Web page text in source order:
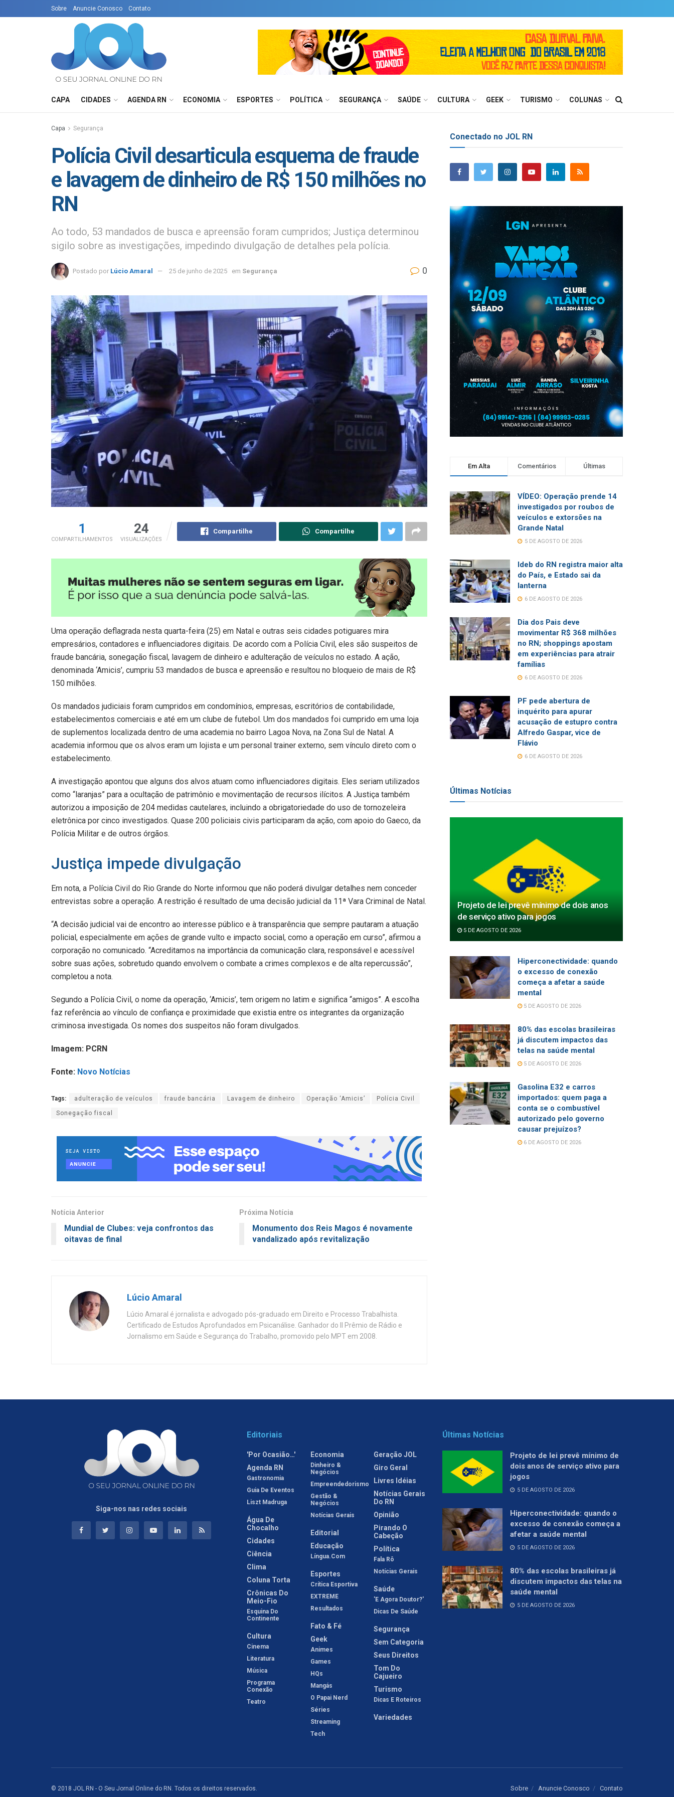
Sobre Anuncie Conosco Contato
CAPA CIDADES AGENDA RN ECONOMIA ESPORTES POLÍTICA SEGURANÇA SAÚDE CULTURA GEEK TURISMO COLUNAS
Capa Segurança
Polícia Civil desarticula esquema de fraude
e lavagem de dinheiro de R$ 150 milhões no
RN
Ao todo, 53 mandados de busca e apreensão foram cumpridos; Justiça determinou
sigilo sobre as investigações, impedindo divulgação de detalhes pela polícia.
Postado por Lúcio Amaral 25 de junho de 2025 em Segurança 0
1
COMPARTILHAMENTOS
24
VISUALIZAÇÕES
Compartilhe Compartilhe
Uma operação deflagrada nesta quarta-feira (25) em Natal e outras seis cidades potiguares mira
empresários, contadores e influenciadores digitais. De acordo com a Polícia Civil, eles são suspeitos de
fraude bancária, sonegação fiscal, lavagem de dinheiro e adulteração de veículos no estado. A ação,
denominada ‘Amicis’, cumpriu 53 mandados de busca e apreensão e resultou no bloqueio de mais de R$
150 milhões.
Os mandados judiciais foram cumpridos em condomínios, empresas, escritórios de contabilidade,
estabelecimentos comerciais e até em um clube de futebol. Um dos mandados foi cumprido em uma loja
de suplementos localizada dentro de uma academia no bairro Lagoa Nova, na Zona Sul de Natal. A
academia informou que os alvos eram um lojista e um personal trainer externo, sem vínculo direto com o
estabelecimento.
A investigação apontou que alguns dos alvos atuam como influenciadores digitais. Eles seriam utilizados
como “laranjas” para a ocultação de patrimônio e movimentação de recursos ilícitos. A Justiça também
autorizou a imposição de 204 medidas cautelares, incluindo a obrigatoriedade do uso de tornozeleira
eletrônica por cinco investigados. Quase 200 policiais civis participaram da ação, com apoio do Gaeco, da
Polícia Militar e de outros órgãos.
Justiça impede divulgação
Em nota, a Polícia Civil do Rio Grande do Norte informou que não poderá divulgar detalhes nem conceder
entrevistas sobre a operação. A restrição é resultado de uma decisão judicial da 11ª Vara Criminal de Natal.
“A decisão judicial vai de encontro ao interesse público e à transparência que sempre pautaram a atuação
policial, especialmente em ações de grande vulto e impacto social, como a operação em curso”, afirmou a
corporação no comunicado. “Acreditamos na importância da comunicação clara, responsável e acessível
sobre suas ações, sobretudo quando envolvem o combate a crimes complexos e de alta repercussão”,
completou a nota.
Segundo a Polícia Civil, o nome da operação, ‘Amicis’, tem origem no latim e significa “amigos”. A escolha
faz referência ao vínculo de confiança e proximidade que existia entre os integrantes da organização
criminosa investigada. Os nomes dos suspeitos não foram divulgados.
Imagem: PCRN
Fonte: Novo Notícias
Tags: adulteração de veículos fraude bancária Lavagem de dinheiro Operação ‘Amicis’ Polícia Civil
Sonegação fiscal
Notícia Anterior
Mundial de Clubes: veja confrontos das
oitavas de final
Próxima Notícia
Monumento dos Reis Magos é novamente
vandalizado após revitalização
Lúcio Amaral
Lúcio Amaral é jornalista e advogado pós-graduado em Direito e Processo Trabalhista.
Certificado de Estudos Aprofundados em Psicanálise. Ganhador do II Prêmio de Rádio e
Jornalismo em Saúde e Segurança do Trabalho, promovido pelo MPT em 2008.
Conectado no JOL RN
Em Alta Comentários Últimas
VÍDEO: Operação prende 14
investigados por roubos de
veículos e extorsões na
Grande Natal
5 DE AGOSTO DE 2026
Ideb do RN registra maior alta
do País, e Estado sai da
lanterna
6 DE AGOSTO DE 2026
Dia dos Pais deve
movimentar R$ 368 milhões
no RN; shoppings apostam
em experiências para atrair
famílias
6 DE AGOSTO DE 2026
PF pede abertura de
inquérito para apurar
acusação de estupro contra
Alfredo Gaspar, vice de
Flávio
6 DE AGOSTO DE 2026
Últimas Notícias
Projeto de lei prevê mínimo de dois anos
de serviço ativo para jogos
5 DE AGOSTO DE 2026
Hiperconectividade: quando
o excesso de conexão
começa a afetar a saúde
mental
5 DE AGOSTO DE 2026
80% das escolas brasileiras
já discutem impactos das
telas na saúde mental
5 DE AGOSTO DE 2026
Gasolina E32 e carros
importados: quem paga a
conta se o combustível
autorizado pelo governo
causar prejuízos?
6 DE AGOSTO DE 2026
Siga-nos nas redes sociais
Editoriais
'Por Ocasião…'
Agenda RN
Gastronomia
Guia De Eventos
Liszt Madruga
Água De
Chocalho
Cidades
Ciência
Clima
Coluna Torta
Crônicas Do
Meio-Fio
Esquina Do
Continente
Cultura
Cinema
Literatura
Música
Programa
Conexão
Teatro
Economia
Dinheiro &
Negócios
Empreendedorismo
Gestão &
Negócios
Notícias Gerais
Editorial
Educação
Língua.com
Esportes
Crítica Esportiva
EXTREME
Resultados
Fato & Fé
Geek
Animes
Games
HQs
Mangás
O Papai Nerd
Séries
Streaming
Tech
Geração JOL
Giro Geral
Livres Idéias
Notícias Gerais
Do RN
Opinião
Pirando O
Cabeção
Política
Fala Rô
Notícias Gerais
Saúde
'E Agora Doutor?'
Dicas De Saúde
Segurança
Sem Categoria
Seus Direitos
Tom Do
Cajueiro
Turismo
Dicas E Roteiros
Variedades
Últimas Notícias
Projeto de lei prevê mínimo de
dois anos de serviço ativo para
jogos
5 DE AGOSTO DE 2026
Hiperconectividade: quando o
excesso de conexão começa a
afetar a saúde mental
5 DE AGOSTO DE 2026
80% das escolas brasileiras já
discutem impactos das telas na
saúde mental
5 DE AGOSTO DE 2026
Sobre Anuncie Conosco Contato
© 2018 JOL RN - O Seu Jornal Online do RN. Todos os direitos reservados.